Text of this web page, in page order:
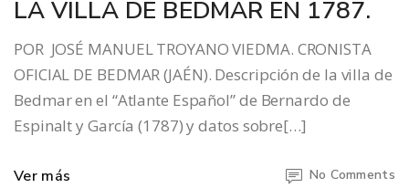
LA VILLA DE BEDMAR EN 1787.
POR JOSÉ MANUEL TROYANO VIEDMA. CRONISTA
OFICIAL DE BEDMAR (JAÉN). Descripción de la villa de
Bedmar en el “Atlante Español” de Bernardo de
Espinalt y García (1787) y datos sobre[…]
Ver más No Comments